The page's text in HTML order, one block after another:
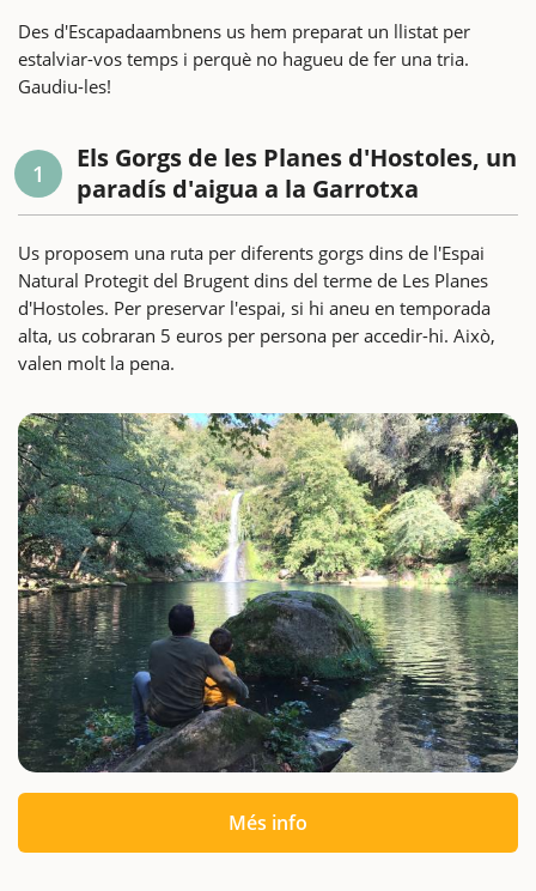
Des d'Escapadaambnens us hem preparat un llistat per
estalviar-vos temps i perquè no hagueu de fer una tria.
Gaudiu-les!
1
Els Gorgs de les Planes d'Hostoles, un
paradís d'aigua a la Garrotxa
Us proposem una ruta per diferents gorgs dins de l'Espai
Natural Protegit del Brugent dins del terme de Les Planes
d'Hostoles. Per preservar l'espai, si hi aneu en temporada
alta, us cobraran 5 euros per persona per accedir-hi. Això,
valen molt la pena.
Més info